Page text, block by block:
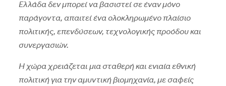
Ελλάδα δεν μπορεί να βασιστεί σε έναν μόνο
παράγοντα, απαιτεί ένα ολοκληρωμένο πλαίσιο
πολιτικής, επενδύσεων, τεχνολογικής προόδου και
συνεργασιών.
Η χώρα χρειάζεται μια σταθερή και ενιαία εθνική
πολιτική για την αμυντική βιομηχανία, με σαφείς